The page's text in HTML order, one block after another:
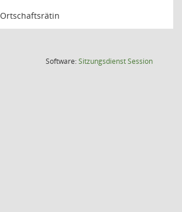
Ortschaftsrätin
Software:SitzungsdienstSession(Wird in